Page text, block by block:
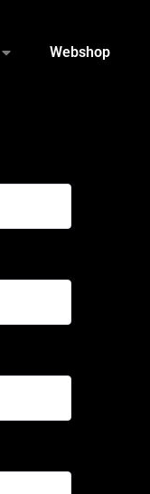
Webshop